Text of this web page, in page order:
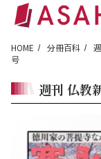
HOME 分冊百科
号
週刊 仏教